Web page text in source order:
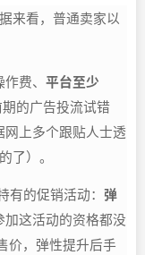
来看，普通卖家以
作费、平台至少
的广告投流试错
网上多个跟贴人士透
了）。
有的促销活动：弹
加这活动的资格都没
价，弹性提升后手